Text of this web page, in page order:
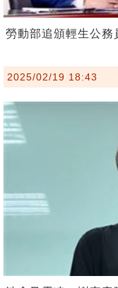
勞動部追頒輕生公
2025/02/19 18:43